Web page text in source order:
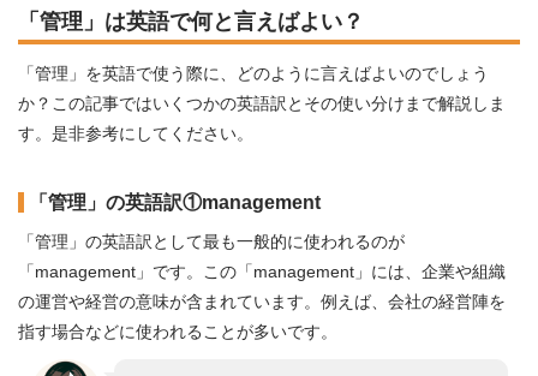
「管理」は英語で何と言えばよい？
「管理」を英語で使う際に、どのように言えばよいのでしょう
か？この記事ではいくつかの英語訳とその使い分けまで解説しま
す。是非参考にしてください。
「管理」の英語訳①management
「管理」の英語訳として最も一般的に使われるのが
「management」です。この「management」には、企業や組織
の運営や経営の意味が含まれています。例えば、会社の経営陣を
指す場合などに使われることが多いです。